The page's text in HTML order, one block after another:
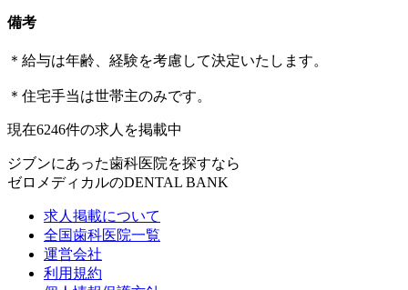
備考
＊給与は年齢、経験を考慮して決定いたします。
＊住宅手当は世帯主のみです。
現在6246件の求人を掲載中
ジブンにあった歯科医院を探すなら
ゼロメディカルのDENTAL BANK
求人掲載について
全国歯科医院一覧
運営会社
利用規約